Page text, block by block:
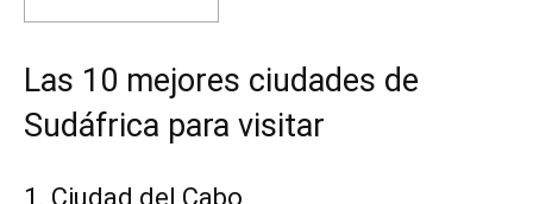
Las 10 mejores ciudades de
Sudáfrica para visitar
1. Ciudad del Cabo